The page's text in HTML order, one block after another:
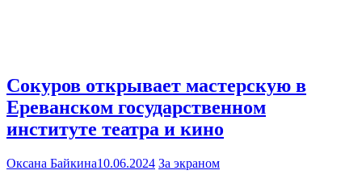
Сокуров открывает мастерскую в
Ереванском государственном
институте театра и кино
Оксана Байкина10.06.2024 За экраном